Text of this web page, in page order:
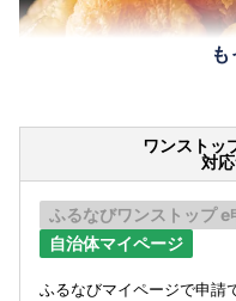
ワンストッ
対
ふるなびワンストップ e
自治体マイページ
ふるなびマイページで申請